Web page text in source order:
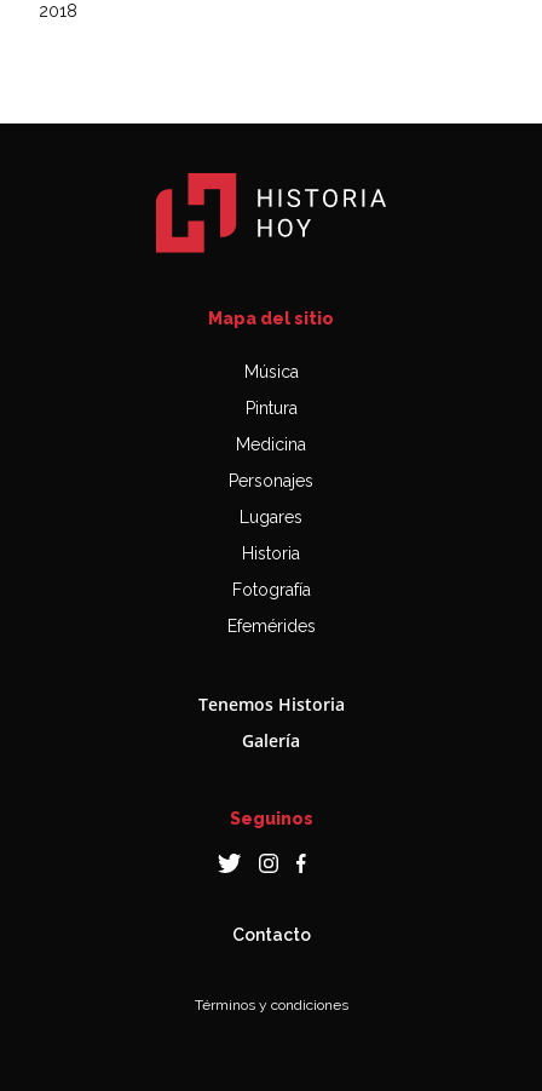
2018
Mapa del sitio
Música
Pintura
Medicina
Personajes
Lugares
Historia
Fotografía
Efemérides
Tenemos Historia
Galería
Seguinos
Contacto
Términos y condiciones